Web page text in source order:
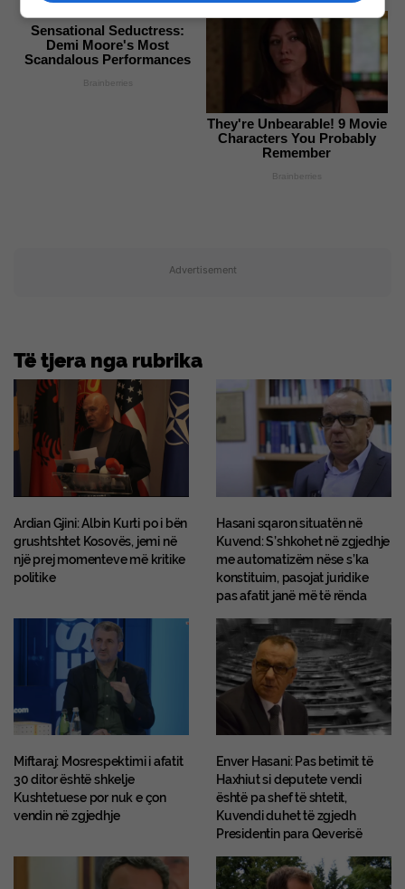
Sensational Seductress:
Demi Moore's Most
Scandalous Performances
Brainberries
They're Unbearable! 9 Movie
Characters You Probably
Remember
Brainberries
Advertisement
Të tjera nga rubrika
Ardian Gjini: Albin Kurti po i bën
grushtshtet Kosovës, jemi në
një prej momenteve më kritike
politike
Hasani sqaron situatën në
Kuvend: S’shkohet në zgjedhje
me automatizëm nëse s’ka
konstituim, pasojat juridike
pas afatit janë më të rënda
Miftaraj: Mosrespektimi i afatit
30 ditor është shkelje
Kushtetuese por nuk e çon
vendin në zgjedhje
Enver Hasani: Pas betimit të
Haxhiut si deputete vendi
është pa shef të shtetit,
Kuvendi duhet të zgjedh
Presidentin para Qeverisë